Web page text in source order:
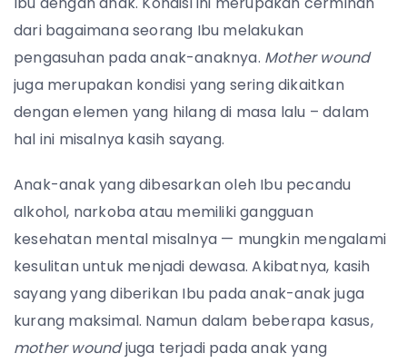
dari bagaimana seorang Ibu melakukan
pengasuhan pada anak-anaknya. Mother wound
juga merupakan kondisi yang sering dikaitkan
dengan elemen yang hilang di masa lalu – dalam
hal ini misalnya kasih sayang.
Anak-anak yang dibesarkan oleh Ibu pecandu
alkohol, narkoba atau memiliki gangguan
kesehatan mental misalnya — mungkin mengalami
kesulitan untuk menjadi dewasa. Akibatnya, kasih
sayang yang diberikan Ibu pada anak-anak juga
kurang maksimal. Namun dalam beberapa kasus,
mother woundjuga terjadi pada anak yang